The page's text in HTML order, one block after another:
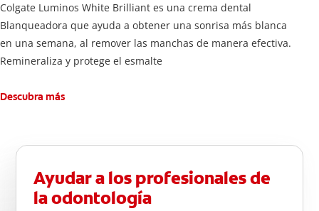
Colgate Luminos White Brilliant es una crema dental
Blanqueadora que ayuda a obtener una sonrisa más blanca
en una semana, al remover las manchas de manera efectiva.
Remineraliza y protege el esmalte
Descubra más
Ayudar a los profesionales de
la odontología